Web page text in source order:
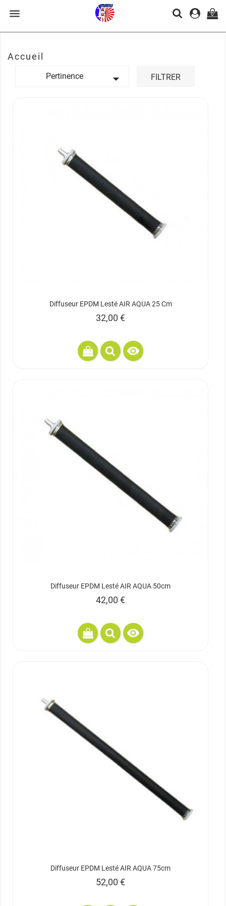
 0
Accueil
Pertinence  FILTRER
Diffuseur EPDM Lesté AIR AQUA 25 Cm
Prix
32,00 €

Diffuseur EPDM Lesté AIR AQUA 50cm
Prix
42,00 €

Diffuseur EPDM Lesté AIR AQUA 75cm
Prix
52,00 €